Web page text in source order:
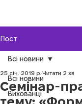
Пост
Всі новини
Вихованці
Всі новини
Семінар-
25 січ. 2019 р. Читати 2 хв